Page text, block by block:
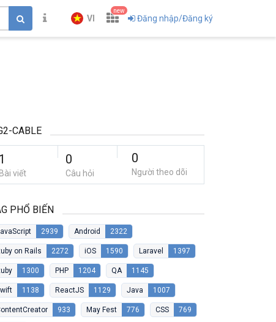
VI
new
Đăng nhập/Đăng ký
CABLE
1
Bài viết
0
Câu hỏi
0
Người theo dõi
PHỔ BIẾN
2939 Android 2322
on Rails 2272 iOS 1590 Laravel 1397
1300 PHP 1204 QA 1145
1138 ReactJS 1129 Java 1007
933 May Fest 776 CSS 769